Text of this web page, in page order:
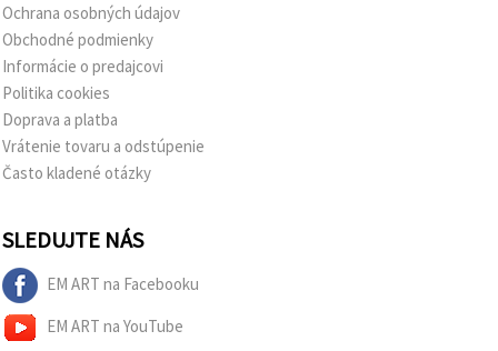
Ochrana osobných údajov
Obchodné podmienky
Informácie o predajcovi
Politika cookies
Doprava a platba
Vrátenie tovaru a odstúpenie
Často kladené otázky
SLEDUJTE NÁS
EM ART na Facebooku
EM ART na YouTube